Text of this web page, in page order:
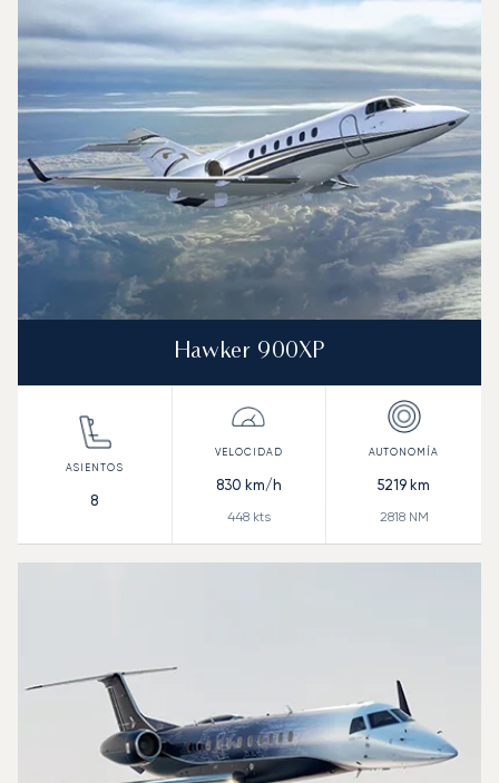
Hawker 900XP
8
830 km/h
448kts
5219 km
2818NM